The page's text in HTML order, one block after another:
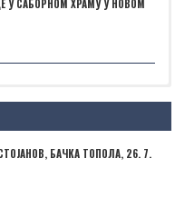
У САБОРНОМ ХРАМУ У НОВОМ
БАЧКА ТОПОЛА, 26. 7.